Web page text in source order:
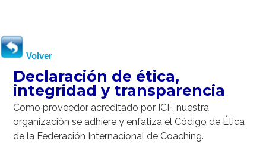
Volver
Declaración de ética,
integridad y transparencia
Como proveedor acreditado por ICF, nuestra
organización se adhiere y enfatiza el Código de Ética
de la Federación Internacional de Coaching.